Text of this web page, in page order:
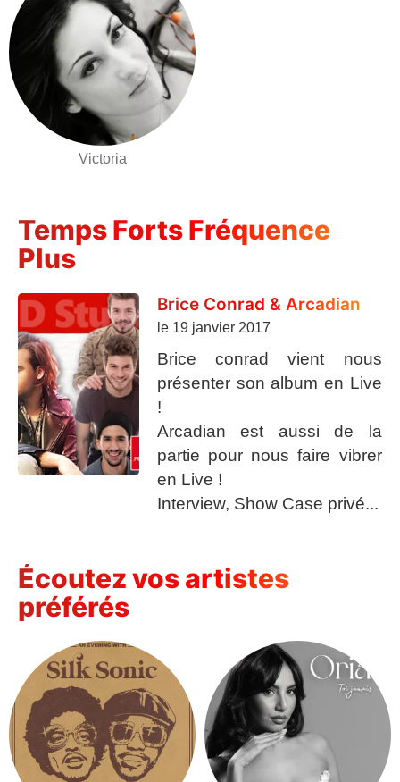
Victoria
Temps Forts Fréquence
Plus
Brice Conrad & Arcadian
le 19 janvier 2017
Brice conrad vient nous
présenter son album en Live
!
Arcadian est aussi de la
partie pour nous faire vibrer
en Live !
Interview, Show Case privé...
Écoutez vos artistes
préférés